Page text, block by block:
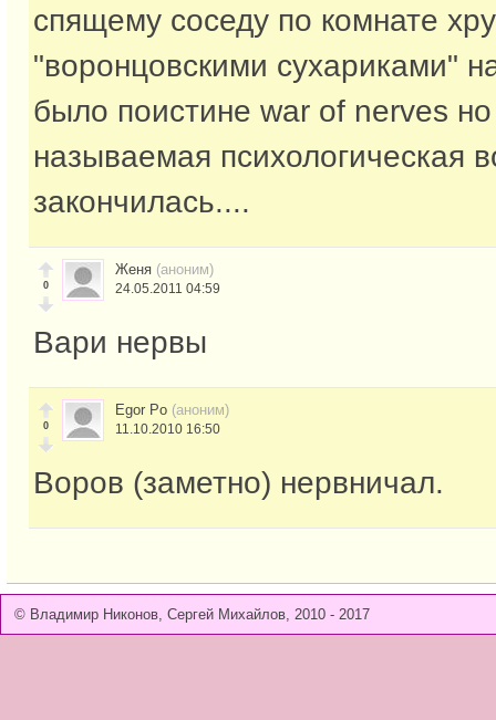
спящему соседу по комнате
"воронцовскими сухариками"
было поистине war of nerves но
называемая психологическая
закончилась....
0
Женя (аноним)
24.05.2011 04:59
Вари нервы
0
Egor Po (аноним)
11.10.2010 16:50
Воров (заметно) нервничал.
© Владимир Никонов, Сергей Михайлов, 2010 - 2017